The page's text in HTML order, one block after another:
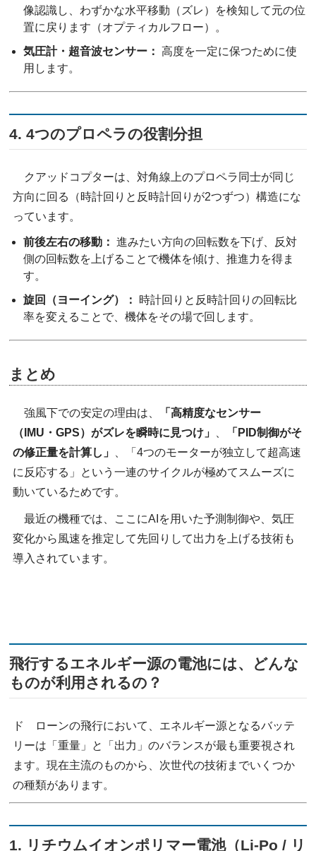
像認識し、わずかな水平移動（ズレ）を検知して元の位
置に戻ります（オプティカルフロー）。
気圧計・超音波センサー： 高度を一定に保つために使
用します。
4. 4つのプロペラの役割分担
クアッドコプターは、対角線上のプロペラ同士が同じ
方向に回る（時計回りと反時計回りが2つずつ）構造にな
っています。
前後左右の移動： 進みたい方向の回転数を下げ、反対
側の回転数を上げることで機体を傾け、推進力を得ま
す。
旋回（ヨーイング）：
時計回りと反時計回りの回転比
率を変えることで、機体をその場で回します。
まとめ
強風下での安定の理由は、
「高精度なセンサー
（IMU・GPS）がズレを瞬時に見つけ」
「PID制御がそ
の修正量を計算し」
、「4つのモーターが独立して超高速
に反応する」という一連のサイクルが極めてスムーズに
動いているためです。
最近の機種では、ここにAIを用いた予測制御や、気圧
変化から風速を推定して先回りして出力を上げる技術も
導入されています。
飛行するエネルギー源の電池には、どんな
ものが利用されるの？
ド ローンの飛行において、エネルギー源となるバッテ
リーは「重量」と「出力」のバランスが最も重要視され
ます。現在主流のものから、次世代の技術までいくつか
の種類があります。
1. リチウムイオンポリマー電池（Li-Po / リ